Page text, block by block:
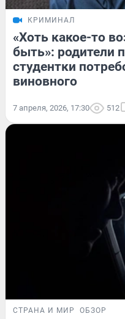
КРИМИНАЛ
«Хоть какое-то
быть»: родители
студентки
виновного
7 апреля, 2026, 17:30 512
СТРАНА И МИР ОБЗОР